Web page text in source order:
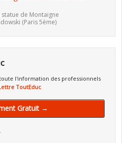
de Montaigne
(Paris 5ème)
l'information des professionnels
ToutEduc
Gratuit →